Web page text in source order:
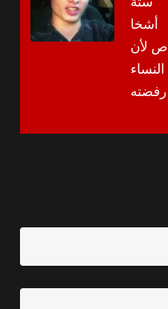
ستة
أشخا
ص لأن
النساء
رفضته